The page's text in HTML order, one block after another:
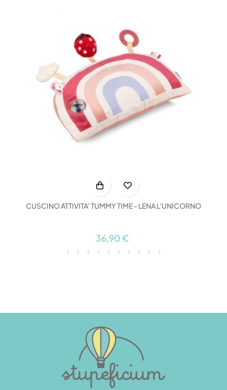
CUSCINO ATTIVITA' TUMMY TIME - LENA L'UNICORNO
36,90 €